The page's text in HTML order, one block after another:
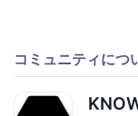
コミュニティにつ